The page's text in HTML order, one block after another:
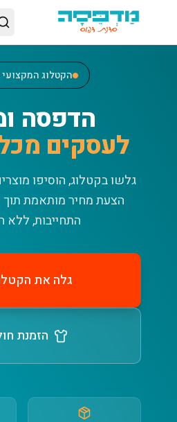
דלג לתוכן הראשי
הקטלוג
הדפסה
לעסקים
גלשו בקטלוג, הוסיפו
הצעת מחיר מותאמת תוך
התחייבות,
גלה את
הזמנת